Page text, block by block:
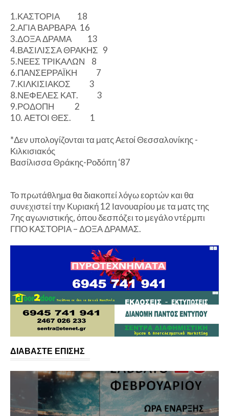
1.ΚΑΣΤΟΡΙΑ
18
2.ΑΓΙΑ ΒΑΡΒΑΡΑ 16
3.ΔΟΞΑ ΔΡΑΜΑ
13
4.ΒΑΣΙΛΙΣΣΑ ΘΡΑΚΗΣ 9
5.ΝΕΕΣ ΤΡΙΚΑΛΩΝ
8
6.ΠΑΝΣΕΡΡΑΪΚΗ
7
7.ΚΙΛΚΙΣΙΑΚΟΣ
3
8.ΝΕΦΕΛΕΣ ΚΑΤ.
3
9.ΡΟΔΟΠΗ
2
10. ΑΕΤΟΙ ΘΕΣ.
1
*Δεν υπολογίζονται τα ματς Αετοί Θεσσαλονίκης -
Κιλκισιακός
Βασίλισσα Θράκης-Ροδόπη ‘87
Το πρωτάθλημα θα διακοπεί λόγω εορτών και θα
συνεχιστεί την Κυριακή 12 Ιανουαρίου με τα ματς της
7ης αγωνιστικής, όπου δεσπόζει το μεγάλο ντέρμπι
ΓΠΟ ΚΑΣΤΟΡΙΑ – ΔΟΞΑ ΔΡΑΜΑΣ.
ΔΙΑΒΑΣΤΕ ΕΠΙΣΗΣ